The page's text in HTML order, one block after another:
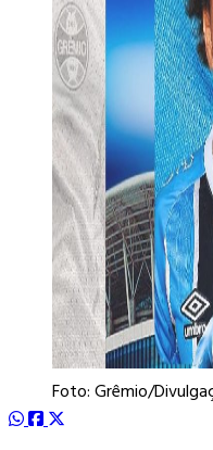
Foto: Grêmio/